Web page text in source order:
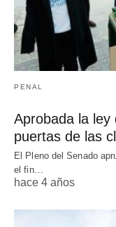
PENAL
Aprobada la ley
puertas de las
El Pleno del Senado
el fin…
hace 4 años